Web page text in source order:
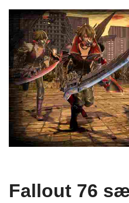
Fallout 76